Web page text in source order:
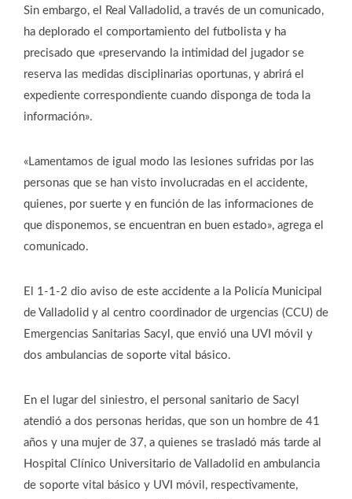
Sin embargo, el Real Valladolid, a través de un comunicado,
ha deplorado el comportamiento del futbolista y ha
precisado que «preservando la intimidad del jugador se
reserva las medidas disciplinarias oportunas, y abrirá el
expediente correspondiente cuando disponga de toda la
información».
«Lamentamos de igual modo las lesiones sufridas por las
personas que se han visto involucradas en el accidente,
quienes, por suerte y en función de las informaciones de
que disponemos, se encuentran en buen estado», agrega el
comunicado.
El 1-1-2 dio aviso de este accidente a la Policía Municipal
de Valladolid y al centro coordinador de urgencias (CCU) de
Emergencias Sanitarias Sacyl, que envió una UVI móvil y
dos ambulancias de soporte vital básico.
En el lugar del siniestro, el personal sanitario de Sacyl
atendió a dos personas heridas, que son un hombre de 41
años y una mujer de 37, a quienes se trasladó más tarde al
Hospital Clínico Universitario de Valladolid en ambulancia
de soporte vital básico y UVI móvil, respectivamente,